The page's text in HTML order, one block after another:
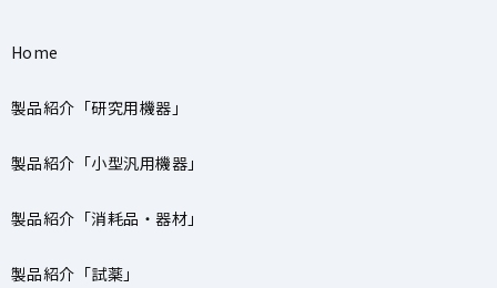
Home
製品紹介「研究用機器」
製品紹介「小型汎用機器」
製品紹介「消耗品・器材」
製品紹介「試薬」